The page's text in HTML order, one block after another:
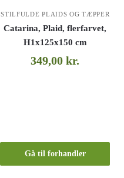
STILFULDE PLAIDS OG TÆPPER
Catarina, Plaid, flerfarvet,
H1x125x150 cm
349,00kr.
Gå til forhandler